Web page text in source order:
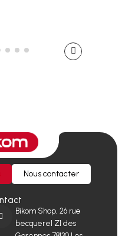
Nous contacter
Bikom Shop, 26 rue
becquerel ZI des